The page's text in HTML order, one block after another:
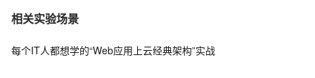
相关实验场景
每个IT人都想学的“Web应用上云经典架构”实战